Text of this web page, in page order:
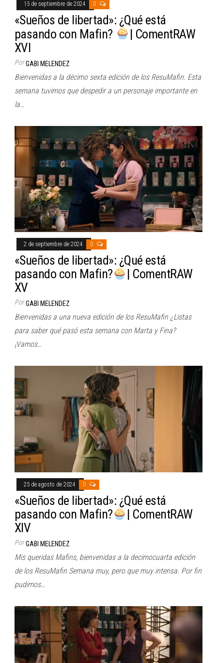
15 de septiembre de 2024 0
«Sueños de libertad»: ¿Qué está
pasando con Mafin?
| ComentRAW
XVI
Por GABI MELENDEZ
Bienvenidas a la décimo sexta edición de los ResuMafin. Esta
semana tuvimos que despedir a un personaje importante en
la…
2 de septiembre de 2024 0
«Sueños de libertad»: ¿Qué está
pasando con Mafin?
| ComentRAW
XV
Por GABI MELENDEZ
Bienvenidas a una nueva edición de los ResuMafin ¿Listas
para saber qué pasó esta semana con Marta y Fina?
¡Vamos…
25 de agosto de 2024 0
«Sueños de libertad»: ¿Qué está
pasando con Mafin?
| ComentRAW
XIV
Por GABI MELENDEZ
Mis queridas Mafins, bienvenidas a la decimocuarta edición
de los ResuMafin Semana muy, pero que muy intensa. Por fin
pudimos…